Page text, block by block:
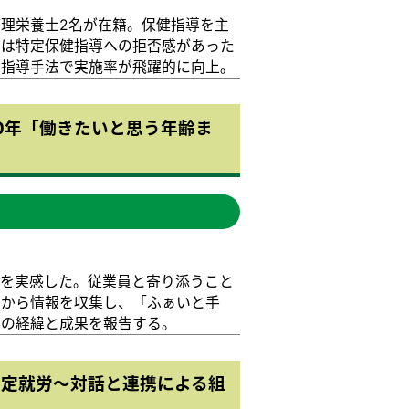
栄養士2名が在籍。保健指導を主
特定保健指導への拒否感があった
導手法で実施率が飛躍的に向上。
「働きたいと思う年齢ま
実感した。従業員と寄り添うこと
ら情報を収集し、「ふぁいと手
経緯と成果を報告する。
就労～対話と連携による組